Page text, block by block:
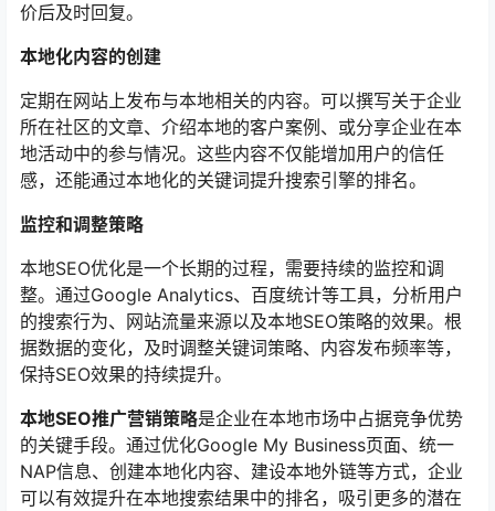
价后及时回复。
本地化内容的创建
定期在网站上发布与本地相关的内容。可以撰写关于企业
所在社区的文章、介绍本地的客户案例、或分享企业在本
地活动中的参与情况。这些内容不仅能增加用户的信任
感，还能通过本地化的关键词提升搜索引擎的排名。
监控和调整策略
本地SEO优化是一个长期的过程，需要持续的监控和调
整。通过Google Analytics、百度统计等工具，分析用户
的搜索行为、网站流量来源以及本地SEO策略的效果。根
据数据的变化，及时调整关键词策略、内容发布频率等，
保持SEO效果的持续提升。
本地SEO推广营销策略是企业在本地市场中占据竞争优势
的关键手段。通过优化Google My Business页面、统一
NAP信息、创建本地化内容、建设本地外链等方式，企业
可以有效提升在本地搜索结果中的排名，吸引更多的潜在